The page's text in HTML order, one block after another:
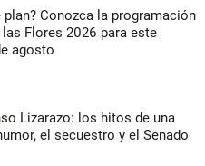
plan? Conozca la programación
las Flores 2026 para este
agosto
Lizarazo: los hitos de una
el secuestro y el Senado